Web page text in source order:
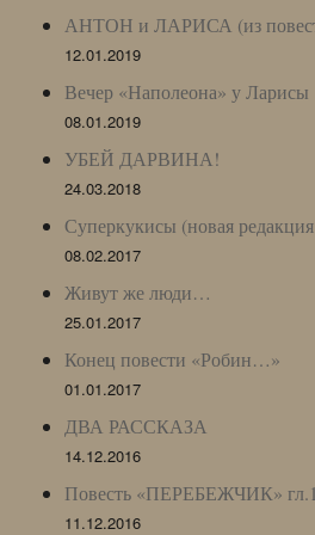
АНТОН и ЛАРИСА (из
12.01.2019
Вечер «Наполеона» у Ларисы
08.01.2019
УБЕЙ ДАРВИНА!
24.03.2018
Суперкукисы (новая
08.02.2017
Живут же люди…
25.01.2017
Конец повести «Робин…»
01.01.2017
ДВА РАССКАЗА
14.12.2016
Повесть «ПЕРЕБЕЖЧИК»
11.12.2016